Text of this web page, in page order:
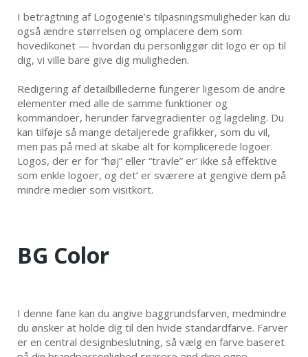
I betragtning af Logogenie’s tilpasningsmuligheder kan du
også ændre størrelsen og omplacere dem som
hovedikonet — hvordan du personliggør dit logo er op til
dig, vi ville bare give dig muligheden.
Redigering af detailbillederne fungerer ligesom de andre
elementer med alle de samme funktioner og
kommandoer, herunder farvegradienter og lagdeling. Du
kan tilføje så mange detaljerede grafikker, som du vil,
men pas på med at skabe alt for komplicerede logoer.
Logos, der er for “høj” eller “travle” er’ ikke så effektive
som enkle logoer, og det’ er sværere at gengive dem på
mindre medier som visitkort.
BG Color
I denne fane kan du angive baggrundsfarven, medmindre
du ønsker at holde dig til den hvide standardfarve. Farver
er en central designbeslutning, så vælg en farve baseret